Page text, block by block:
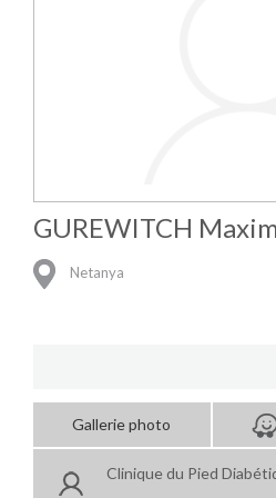
GUREWITCH
Netanya
Gallerie photo
Clinique du Pied